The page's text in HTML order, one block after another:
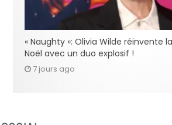
« Naughty »: Olivia Wilde réinvente
Noël avec un duo explosif !
7 jours ago